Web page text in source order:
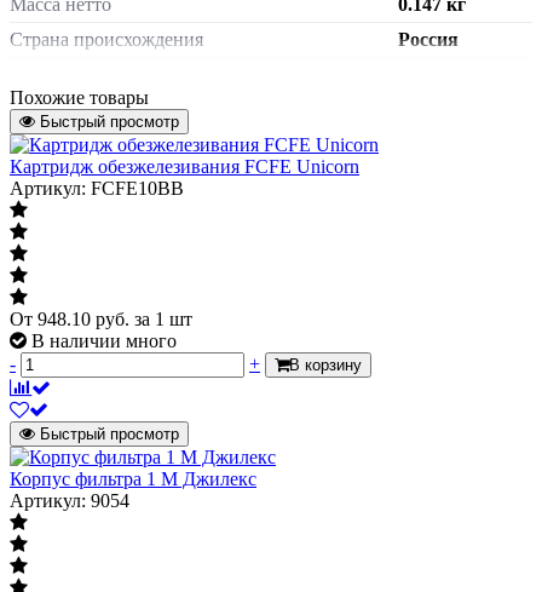
Страна происхождения
Россия
Размер резьбы
Размер резьбы
Размер резьбы в фильтрах с резьбовым
присоединением
Артикул
Похожие товары
Быстрый просмотр
Картридж обезжелезивания FCFE Unicorn
Артикул: FCFE10BB
От 948.10 руб. за 1 шт
В наличии много
-
+ В корзину
Быстрый просмотр
Корпус фильтра 1 М Джилекс
Артикул: 9054